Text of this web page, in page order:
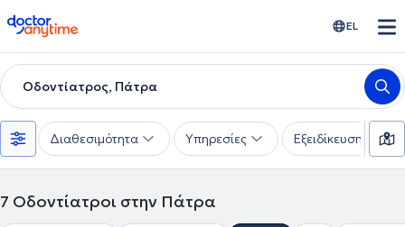
doctoranytime EL
Οδοντίατρος, Πάτρα
Διαθεσιμότητα Υπηρεσίες Εξειδίκευση
7 Οδοντίατροι στην Πάτρα